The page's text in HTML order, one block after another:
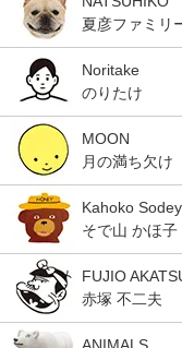
夏彦ファミリ
Noritake
のりたけ
MOON
月の満ち欠け
Kahoko
そで山 かほ子
FUJIO
赤塚 不二夫